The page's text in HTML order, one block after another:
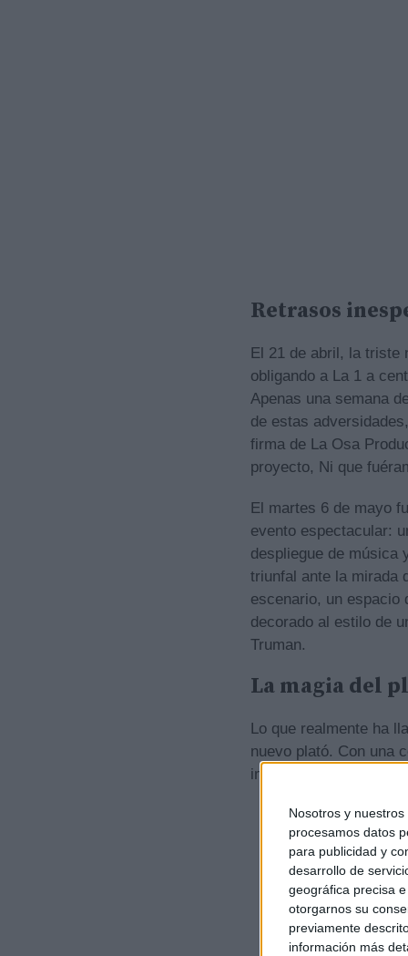
Nosotros y nuestros
procesamos datos
para publicidad y
desarrollo de
geográfica precisa
otorgarnos su
previamente
información más
Retrasos
El 21 de abril, la triste
obligando a La 1 a
Apenas una semana
de estas
firma de La Osa
proyecto, Ni que
El martes 6 de mayo
evento espectacular:
despliegue de música
triunfal ante la mirada
escenario, un espacio
decorado al estilo de
Truman.
La magia del
Lo que realmente ha
nuevo plató. Con una
impresionante, el set